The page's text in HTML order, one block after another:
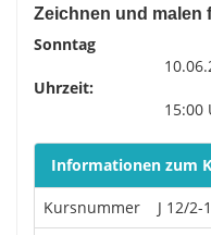
Zeichnen und malen
Sonntag
Uhrzeit:
15:00
Informationen zum
Kursnummer
J 12/2-